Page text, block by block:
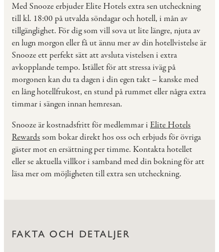
Med Snooze erbjuder Elite Hotels extra sen utcheckning
till kl. 18:00 på utvalda söndagar och hotell, i mån av
tillgänglighet. För dig som vill sova ut lite längre, njuta av
en lugn morgon eller få ut ännu mer av din hotellvistelse är
Snooze ett perfekt sätt att avsluta vistelsen i extra
avkopplande tempo. Istället för att stressa iväg på
morgonen kan du ta dagen i din egen takt – kanske med
en lång hotellfrukost, en stund på rummet eller några extra
timmar i sängen innan hemresan.
Snooze är kostnadsfritt för medlemmar i Elite Hotels
Rewardssom bokar direkt hos oss och erbjuds för övriga
gäster mot en ersättning per timme. Kontakta hotellet
eller se aktuella villkor i samband med din bokning för att
läsa mer om möjligheten till extra sen utcheckning.
FAKTA OCH DETALJER